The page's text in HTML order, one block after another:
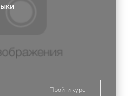
Пройти курс